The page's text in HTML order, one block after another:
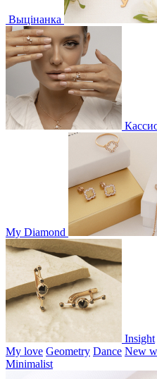
Выцінанка
My Diamond
Insight
My love Geometry Dance New
Minimalist